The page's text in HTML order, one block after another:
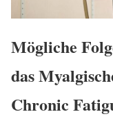
Mögliche
das
Chronic